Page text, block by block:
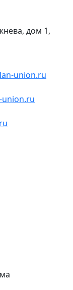
дом 1,
union.ru
union.ru